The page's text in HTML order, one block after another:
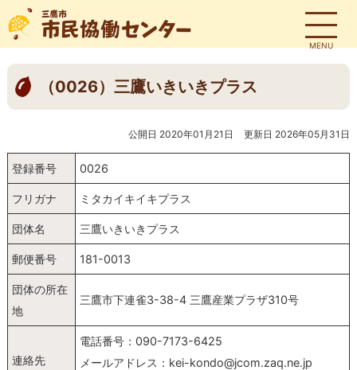
MENU
（0026）三鷹いきいきプラス
公開日 2020年01月21日 更新日 2026年05月31日
登録番号 0026
フリガナ ミタカイキイキプラス
団体名 三鷹いきいきプラス
郵便番号 181-0013
団体の所在
地
三鷹市下連雀3-38-4 三鷹産業プラザ310号
連絡先
電話番号：090-7173-6425
メールアドレス：kei-kondo@jcom.zaq.ne.jp